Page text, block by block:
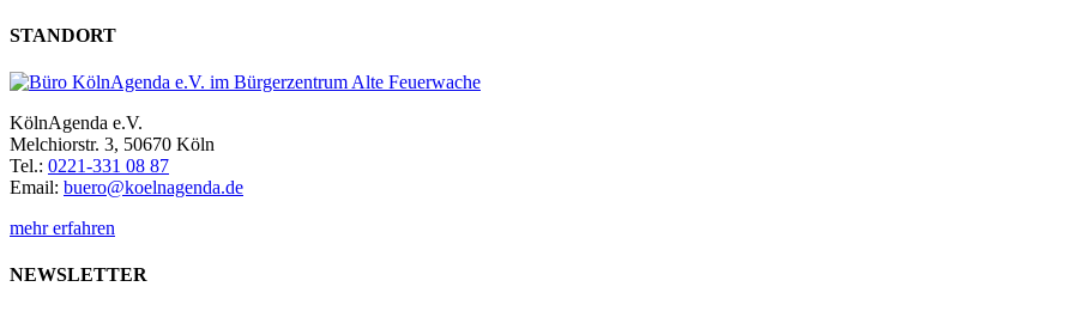
STANDORT
KölnAgenda e.V.
Melchiorstr. 3, 50670 Köln
Tel.: 0221-331 08 87
Email: buero@koelnagenda.de
mehr erfahren
NEWSLETTER